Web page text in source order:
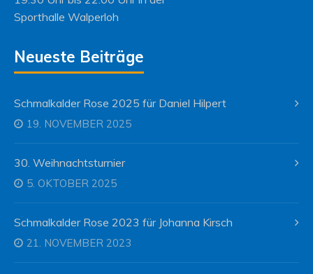
Sporthalle Walperloh
Neueste Beiträge
Schmalkalder Rose 2025 für Daniel Hilpert
19. NOVEMBER 2025
30. Weihnachtsturnier
5. OKTOBER 2025
Schmalkalder Rose 2023 für Johanna Kirsch
21. NOVEMBER 2023